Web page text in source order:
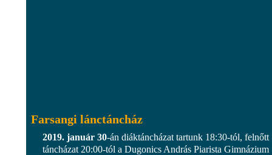
Farsangi lánctáncház
2019. január 30-án diáktáncházat tartunk 18:30-tól, felnőtt
táncházat 20:00-tól a Dugonics András Piarista Gimnázium